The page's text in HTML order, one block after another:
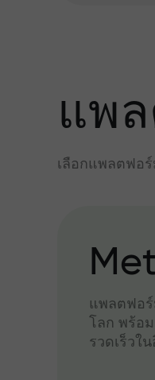
แพ
เลือกแพลตฟอ
แพลตฟอร์
โลก พร้อ
รวดเร็วใ